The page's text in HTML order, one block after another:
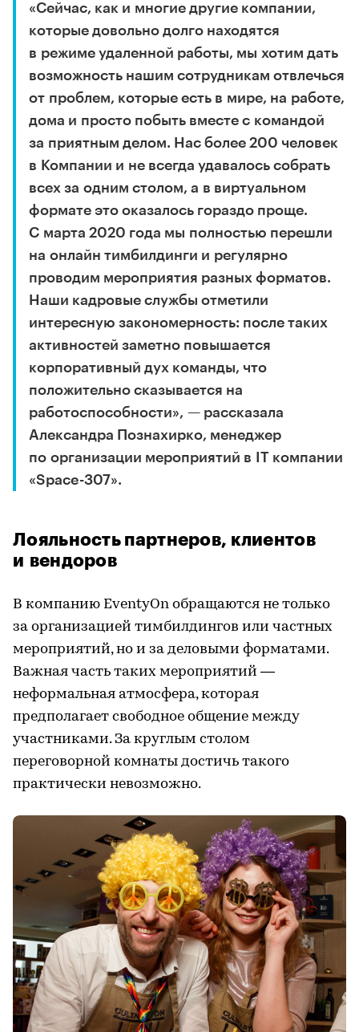
«Сейчас, как и многие другие компании,
которые довольно долго находятся
в режиме удаленной работы, мы хотим дать
возможность нашим сотрудникам отвлечься
от проблем, которые есть в мире, на работе,
дома и просто побыть вместе с командой
за приятным делом. Нас более 200 человек
в Компании и не всегда удавалось собрать
всех за одним столом, а в виртуальном
формате это оказалось гораздо проще.
С марта 2020 года мы полностью перешли
на онлайн тимбилдинги и регулярно
проводим мероприятия разных форматов.
Наши кадровые службы отметили
интересную закономерность: после таких
активностей заметно повышается
корпоративный дух команды, что
положительно сказывается на
работоспособности», — рассказала
Александра Познахирко, менеджер
по организации мероприятий в IT компании
«Space-307».
Лояльность партнеров, клиентов
и вендоров
В компанию EventyOn обращаются не только
за организацией тимбилдингов или частных
мероприятий, но и за деловыми форматами.
Важная часть таких мероприятий —
неформальная атмосфера, которая
предполагает свободное общение между
участниками. За круглым столом
переговорной комнаты достичь такого
практически невозможно.